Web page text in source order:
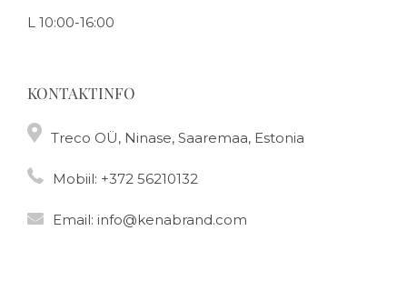
L 10:00-16:00
KONTAKTINFO
Treco OÜ, Ninase, Saaremaa, Estonia
Mobiil: +372 56210132
Email: info@kenabrand.com